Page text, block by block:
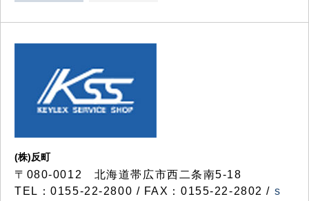
(株)反町
〒080-0012 北海道帯広市西二条南5-18
TEL：0155-22-2800 / FAX：0155-22-2802 / s